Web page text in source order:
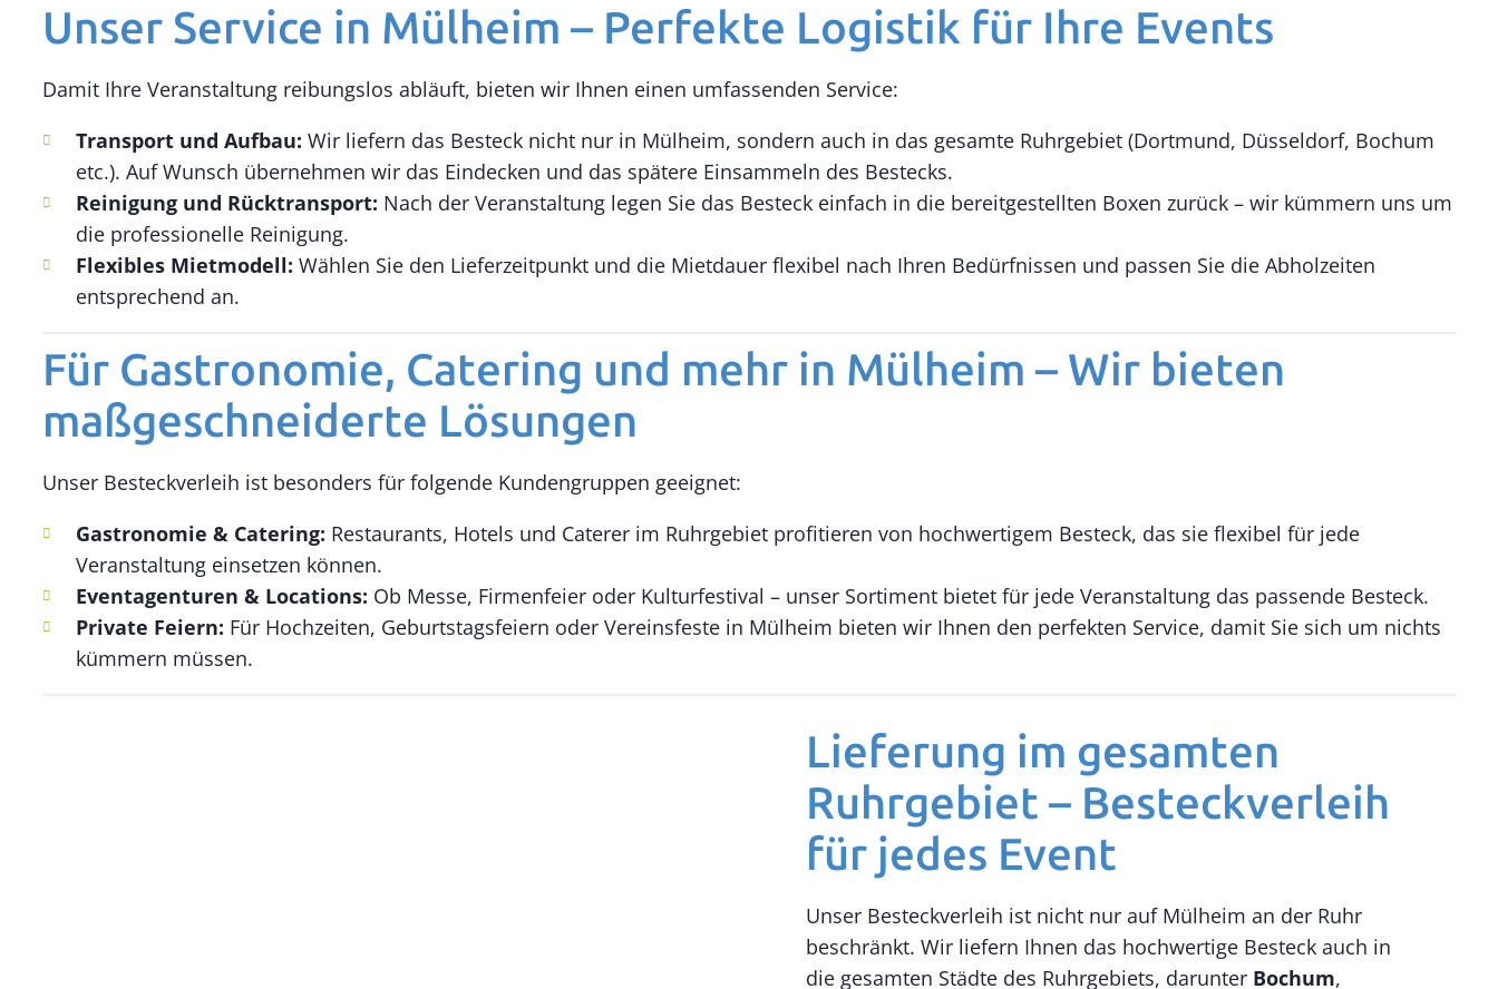
Unser Service in Mülheim – Perfekte Logistik für Ihre Events
Damit Ihre Veranstaltung reibungslos abläuft, bieten wir Ihnen einen umfassenden Service:
Transport und Aufbau: Wir liefern das Besteck nicht nur in Mülheim, sondern auch in das gesamte Ruhrgebiet (Dortmund, Düsseldorf, Bochum
etc.). Auf Wunsch übernehmen wir das Eindecken und das spätere Einsammeln des Bestecks.
Reinigung und Rücktransport: Nach der Veranstaltung legen Sie das Besteck einfach in die bereitgestellten Boxen zurück – wir kümmern uns um
die professionelle Reinigung.
Flexibles Mietmodell: Wählen Sie den Lieferzeitpunkt und die Mietdauer flexibel nach Ihren Bedürfnissen und passen Sie die Abholzeiten
entsprechend an.
Für Gastronomie, Catering und mehr in Mülheim – Wir bieten
maßgeschneiderte Lösungen
Unser Besteckverleih ist besonders für folgende Kundengruppen geeignet:
Gastronomie & Catering: Restaurants, Hotels und Caterer im Ruhrgebiet profitieren von hochwertigem Besteck, das sie flexibel für jede
Veranstaltung einsetzen können.
Eventagenturen & Locations: Ob Messe, Firmenfeier oder Kulturfestival – unser Sortiment bietet für jede Veranstaltung das passende Besteck.
Private Feiern: Für Hochzeiten, Geburtstagsfeiern oder Vereinsfeste in Mülheim bieten wir Ihnen den perfekten Service, damit Sie sich um nichts
kümmern müssen.
Lieferung im gesamten
Ruhrgebiet – Besteckverleih
für jedes Event
Unser Besteckverleih ist nicht nur auf Mülheim an der Ruhr
beschränkt. Wir liefern Ihnen das hochwertige Besteck auch in
die gesamten Städte des Ruhrgebiets, darunter Bochum,